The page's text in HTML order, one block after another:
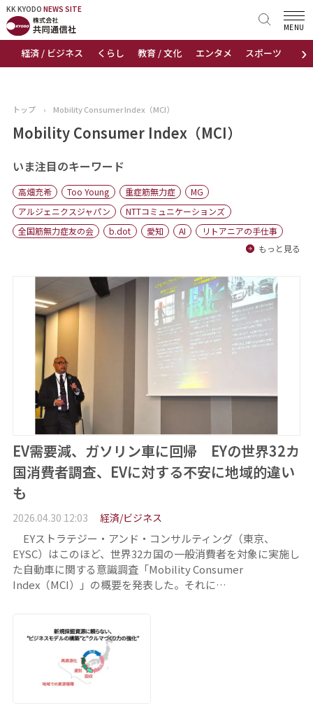
KK KYODO NEWS SITE
›
経済 / ビジネス くらし 教育 / 文化 エンタメ スポーツ 地域
MENU
KK KYODONEWS SITE
トップページ
ニュース
おすすめコンテンツ
出版物
会社概要
トップ › Mobility Consumer Index（MCI）
Mobility Consumer Index（MCI）
いま注目のキーワード
高畑充希 Too Young 重症筋無力症
MG
アルジェニクスジャパン
NTTコミュニケーションズ
全国筋無力症友の会
b.dot 愛知 AI
リトアニアの手仕事
もっと見る
EV需要減、ガソリン車に回帰 EYの世界32カ
国消費者調査、EVに対する不安に地域的違い
も
2026.04.30 12:03 経済/ビジネス
EYストラテジー・アンド・コンサルティング（東京、
EYSC）はこのほど、世界32カ国の一般消費者を対象に実施し
た自動車に関する意識調査「Mobility Consumer
Index（MCI）」の概要を発表した。それに…